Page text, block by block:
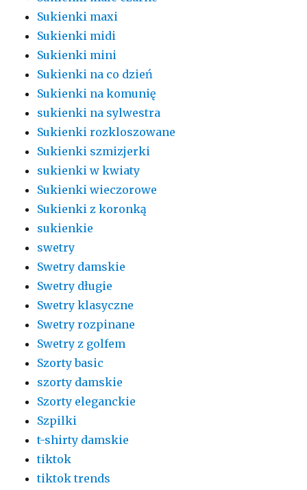
Sukienki maxi
Sukienki midi
Sukienki mini
Sukienki na co dzień
Sukienki na komunię
sukienki na sylwestra
Sukienki rozkloszowane
Sukienki szmizjerki
sukienki w kwiaty
Sukienki wieczorowe
Sukienki z koronką
sukienkie
swetry
Swetry damskie
Swetry długie
Swetry klasyczne
Swetry rozpinane
Swetry z golfem
Szorty basic
szorty damskie
Szorty eleganckie
Szpilki
t-shirty damskie
tiktok
tiktok trends